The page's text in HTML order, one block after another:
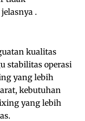
.
kualitas
stabilitas operasi
yang lebih
kebutuhan
yang lebih